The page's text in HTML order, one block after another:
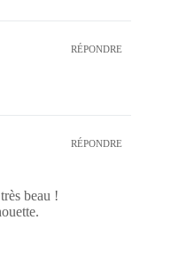
RÉPONDRE
RÉPONDRE
beau !